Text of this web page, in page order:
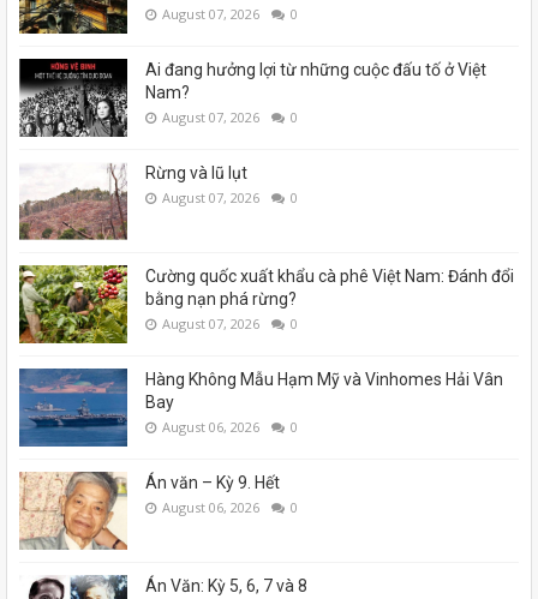
August 07, 2026 0
Ai đang hưởng lợi từ những cuộc đấu tố ở Việt
Nam?
August 07, 2026 0
Rừng và lũ lụt
August 07, 2026 0
Cường quốc xuất khẩu cà phê Việt Nam: Đánh đổi
bằng nạn phá rừng?
August 07, 2026 0
Hàng Không Mẫu Hạm Mỹ và Vinhomes Hải Vân
Bay
August 06, 2026 0
Án văn – Kỳ 9. Hết
August 06, 2026 0
Án Văn: Kỳ 5, 6, 7 và 8